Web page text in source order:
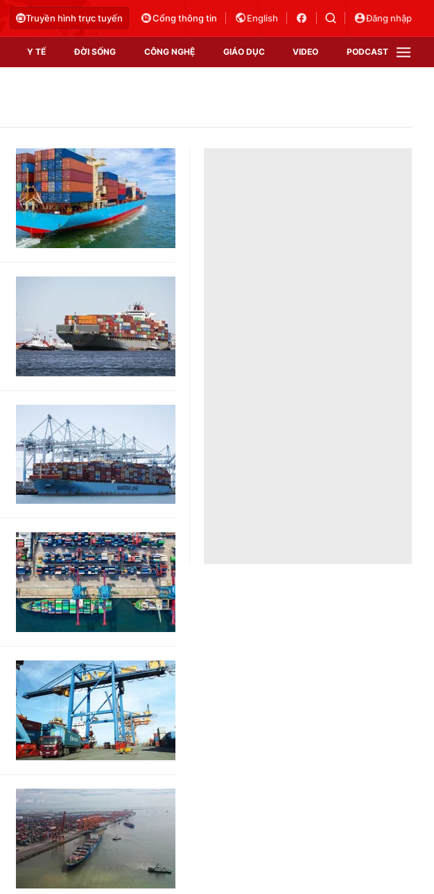
Truyền hình trực tuyến Cổng thông tin English Đăng nhập
Y TẾ ĐỜI SỐNG CÔNG NGHỆ GIÁO DỤC VIDEO PODCAST
Video
Shorts video
Podcast
EMagazine
Photo
Góc ảnh
Công nghệ
Hitech Công nghệ tương lai
Sản phẩm
Thị trường
Tư vấn
VTV Sức khoẻ